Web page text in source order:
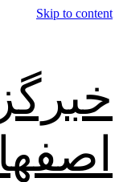
Skip to content